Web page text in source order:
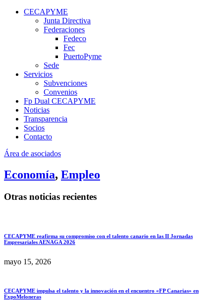
CECAPYME
Junta Directiva
Federaciones
Fedeco
Fec
PuertoPyme
Sede
Servicios
Subvenciones
Convenios
Fp Dual CECAPYME
Noticias
Transparencia
Socios
Contacto
Área de asociados
Economía, Empleo
Otras noticias recientes
CECAPYME reafirma su compromiso con el talento canario en las II Jornadas
Empresariales AENAGA 2026
mayo 15, 2026
CECAPYME impulsa el talento y la innovación en el encuentro «FP Canarias» en
ExpoMeloneras